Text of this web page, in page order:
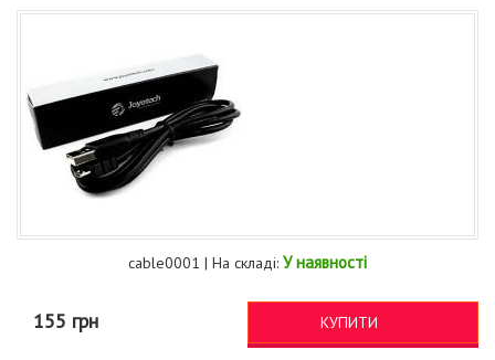
cable0001 | На складі: У наявності
155 грн КУПИТИ